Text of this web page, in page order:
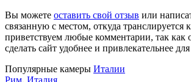
Вы можете оставить свой отзыв или
связанную с местом, откуда
приветствуем любые комментарии, так как
сделать сайт удобнее и привлекательнее для
Популярные камеры Италии
Рим, Италия